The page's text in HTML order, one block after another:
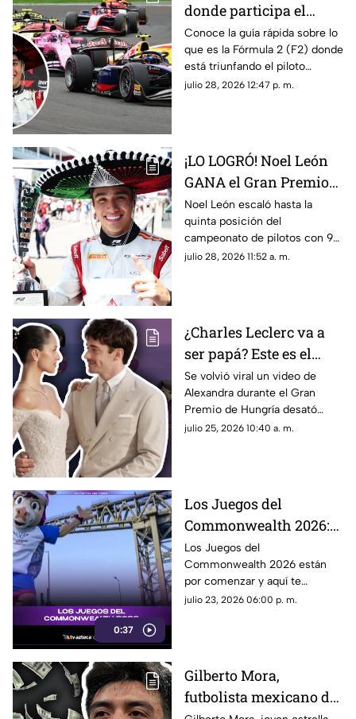
donde participa el
mexicano Noel León?
Lo que debes saber
Conoce la guía rápida sobre lo
que es la Fórmula 2 (F2) donde
está triunfando el piloto
mexicano de 21 años, Noel
julio 28, 2026 12:47 p. m.
¡LO LOGRÓ! Noel León
GANA el Gran Premio
de Hungría en la F2
Noel León escaló hasta la
quinta posición del
campeonato de pilotos con 94
unidades, impulsando también
julio 28, 2026 11:52 a. m.
¿Charles Leclerc va a
ser papá? Este es el
VIDEO que desató
rumores sobre el
embarazo de
Alexandra; así fue
Hungría
Se volvió viral un video de
Alexandra durante el Gran
Premio de Hungría desató
rumores sobre un embarazo.
julio 25, 2026 10:40 a. m.
0:37
Los Juegos del
Commonwealth 2026:
qué son, fechas y de qué
se trata
Los Juegos del
Commonwealth 2026 están
por comenzar y aquí te
contamos qué son, cuándo se
julio 23, 2026 06:00 p. m.
Gilberto Mora,
futbolista mexicano de